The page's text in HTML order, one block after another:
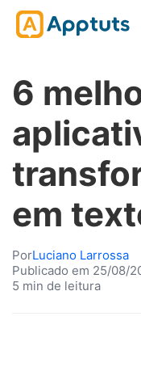
6
em
PorLuciano Larrossa
Publicado em 25/08/
5 min de leitura